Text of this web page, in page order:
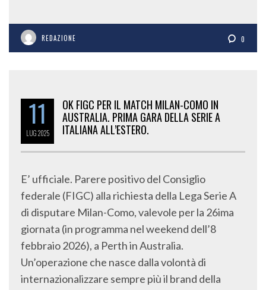
11
LUG 2025
AUSTRALIA. PRIMA GARA DELLA SERIE A
ITALIANA ALL’ESTERO.
federale (FIGC) alla richiesta della Lega Serie A
di disputare Milan-Como, valevole per la 26ima
giornata (in programma nel weekend dell’8
febbraio 2026), a Perth in Australia.
Un’operazione che nasce dalla volontà di
internazionalizzare sempre più il brand della
massima serie tricolore. Il via